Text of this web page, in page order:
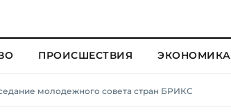
ПРОИСШЕСТВИЯ ЭКОНОМИКА
молодежного совета стран БРИКС